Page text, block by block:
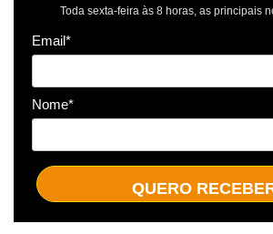
Toda sexta-feira às 8 horas, as principais
Email*
Nome*
QUERO